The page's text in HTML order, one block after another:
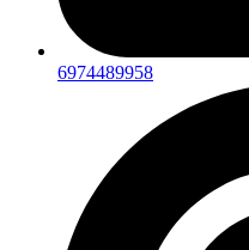
6974489958